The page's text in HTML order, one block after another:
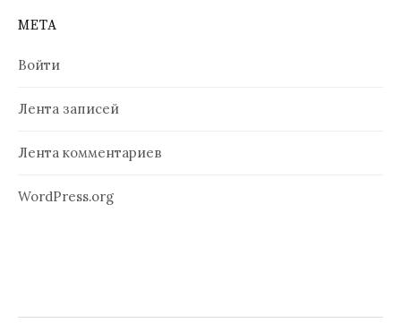
МЕТА
Войти
Лента записей
Лента комментариев
WordPress.org